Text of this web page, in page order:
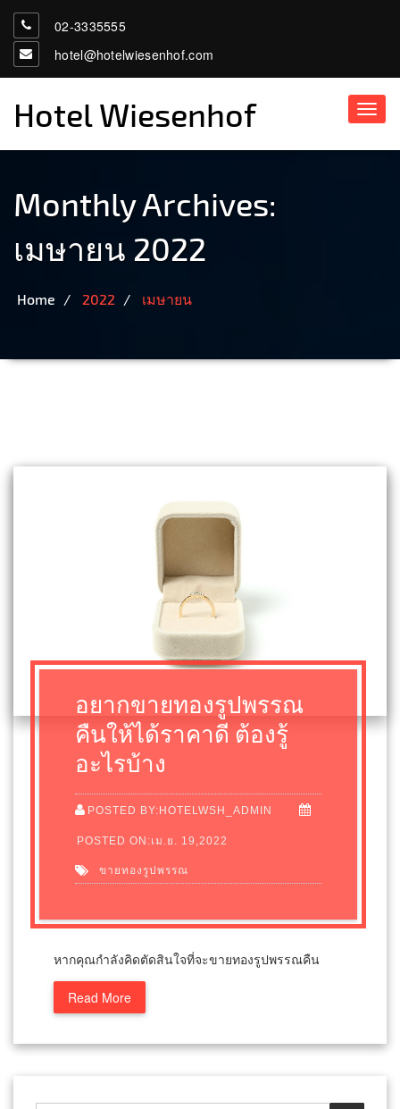
02-3335555
hotel@hotelwiesenhof.com
Hotel Wiesenhof
Monthly Archives:
เมษายน 2022
Home 2022 เมษายน
อยากขายทองรูปพรรณ
คืนให้ได้ราคาดี ต้องรู้
อะไรบ้าง
POSTED BY:HOTELWSH_ADMIN
POSTED ON:เม.ย. 19,2022
ขายทองรูปพรรณ
หากคุณกำลังคิดตัดสินใจที่จะขายทองรูปพรรณคืน
Read More